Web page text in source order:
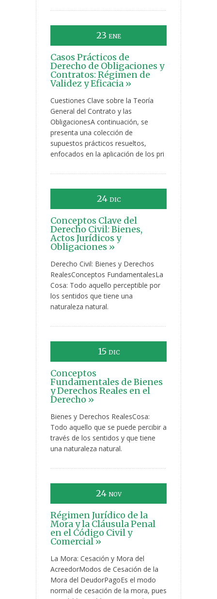
23 ENE
Casos Prácticos de
Derecho de Obligaciones y
Contratos: Régimen de
Validez y Eficacia »
Cuestiones Clave sobre la Teoría
General del Contrato y las
ObligacionesA continuación, se
presenta una colección de
supuestos prácticos resueltos,
enfocados en la aplicación de los pri
24 DIC
Conceptos Clave del
Derecho Civil: Bienes,
Actos Jurídicos y
Obligaciones »
Derecho Civil: Bienes y Derechos
RealesConceptos FundamentalesLa
Cosa: Todo aquello perceptible por
los sentidos que tiene una
naturaleza natural.
15 DIC
Conceptos
Fundamentales de Bienes
y Derechos Reales en el
Derecho »
Bienes y Derechos RealesCosa:
Todo aquello que se puede percibir a
través de los sentidos y que tiene
una naturaleza natural.
24 NOV
Régimen Jurídico de la
Mora y la Cláusula Penal
en el Código Civil y
Comercial »
La Mora: Cesación y Mora del
AcreedorModos de Cesación de la
Mora del DeudorPagoEs el modo
normal de cesación de la mora, pues